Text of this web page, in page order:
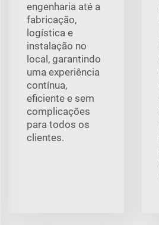
engenharia até a
fabricação,
logística e
instalação no
local, garantindo
uma experiência
contínua,
eficiente e sem
complicações
para todos os
clientes.